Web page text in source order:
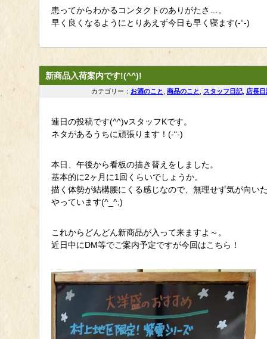
患ってからわかるコンタクトのありがたさ…。
早く良くなるようにとりあえず今日も早く寝ます(-“-)
新商品入荷案内です!(^^)!
カテゴリー： お酒のこと 商品のこと スタッフ日記, 店長日
連日の投稿です(^^)vスタッフKです。
ネタがあるうちに頑張ります！(-“-)
本日、午後から看板の描き替えをしました。
基本的に2ヶ月に1回くらいでしょうか。
描く体勢が結構腰にくる感じなので、無理せず気が向い
やっています(^_^;)
これからどんどん新商品が入って来ますよ～。
近日中にDM等でご案内予定ですが今回はこちら！